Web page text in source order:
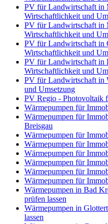
PV für Landwirtschaft in
Wirtschaftlichkeit und
PV für Landwirtschaft in
Wirtschaftlichkeit und
PV für Landwirtschaft in
Wirtschaftlichkeit und
PV für Landwirtschaft in
Wirtschaftlichkeit und
PV für Landwirtschaft in
und Umsetzung
PV Regio - Photovoltaik
Wärmepumpen für
Wärmepumpen für
Breisgau
Wärmepumpen für
Wärmepumpen für
Wärmepumpen für
Wärmepumpen für
Wärmepumpen für
Wärmepumpen für
Wärmepumpen in Bad
prüfen lassen
Wärmepumpen in
lassen